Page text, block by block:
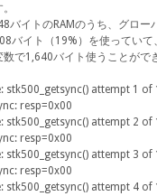
バイトのRAMのうち、グロー
バイト（19%）を使っていて
数で1,640バイト使うことがで
stk500_getsync() attempt 1 of
resp=0x00
stk500_getsync() attempt 2 of
resp=0x00
stk500_getsync() attempt 3 of
resp=0x00
stk500_getsync() attempt 4 of